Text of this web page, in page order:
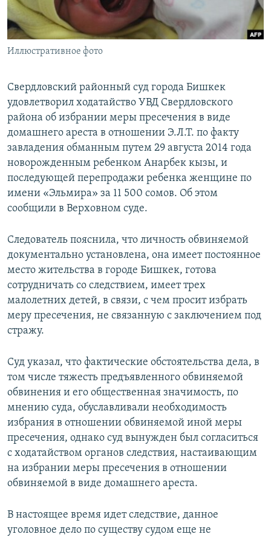
Иллюстративное фото
Свердловский районный суд города Бишкек
удовлетворил ходатайство УВД Свердловского
района об избрании меры пресечения в виде
домашнего ареста в отношении Э.Л.Т. по факту
завладения обманным путем 29 августа 2014 года
новорожденным ребенком Анарбек кызы, и
последующей перепродажи ребенка женщине по
имени «Эльмира» за 11 500 сомов. Об этом
сообщили в Верховном суде.
Следователь пояснила, что личность обвиняемой
документально установлена, она имеет постоянное
место жительства в городе Бишкек, готова
сотрудничать со следствием, имеет трех
малолетних детей, в связи, с чем просит избрать
меру пресечения, не связанную с заключением под
стражу.
Суд указал, что фактические обстоятельства дела, в
том числе тяжесть предъявленного обвиняемой
обвинения и его общественная значимость, по
мнению суда, обуславливали необходимость
избрания в отношении обвиняемой иной меры
пресечения, однако суд вынужден был согласиться
с ходатайством органов следствия, настаивающим
на избрании меры пресечения в отношении
обвиняемой в виде домашнего ареста.
В настоящее время идет следствие, данное
уголовное дело по существу судом еще не